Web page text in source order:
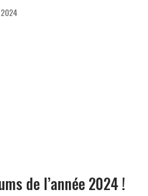
de l’année 2024 !